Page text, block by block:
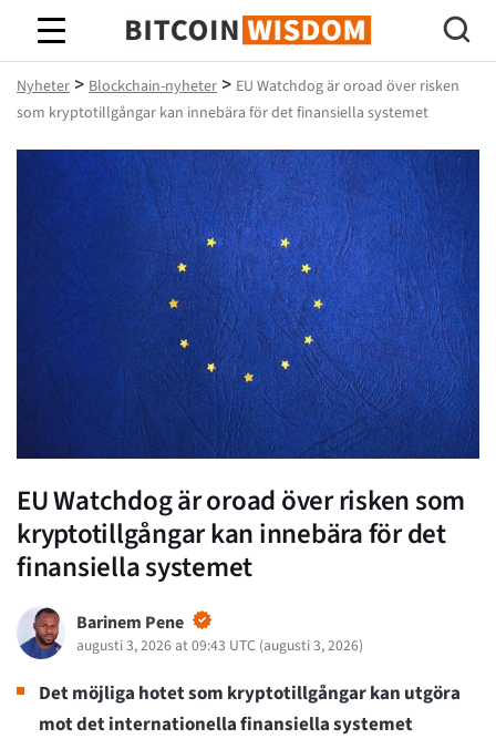
Bitcoin Wisdom
Nyheter > Blockchain-nyheter > EU Watchdog är oroad över risken
som kryptotillgångar kan innebära för det finansiella systemet
EU Watchdog är oroad över risken som
kryptotillgångar kan innebära för det
finansiella systemet
Barinem Pene
augusti 3, 2026 at 09:43 UTC (augusti 3, 2026)
Det möjliga hotet som kryptotillgångar kan utgöra
mot det internationella finansiella systemet